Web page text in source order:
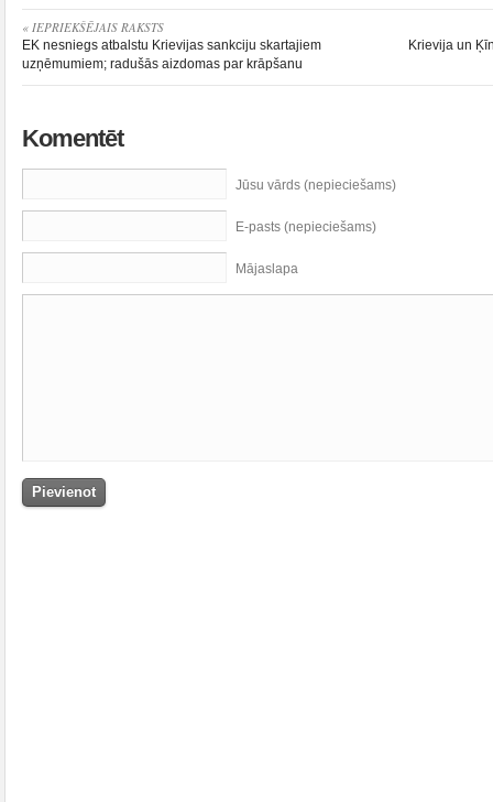
« IEPRIEKŠĒJAIS RAKSTS
EK nesniegs atbalstu Krievijas sankciju skartajiem
uzņēmumiem; radušās aizdomas par krāpšanu
Krievija un
Komentēt
Jūsu vārds (nepieciešams)
E-pasts (nepieciešams)
Mājaslapa